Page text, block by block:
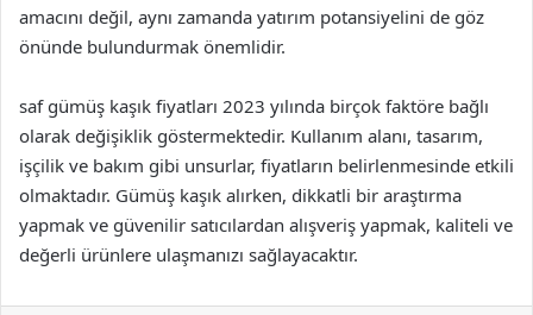
amacını değil, aynı zamanda yatırım potansiyelini de göz
önünde bulundurmak önemlidir.
saf gümüş kaşık fiyatları 2023 yılında birçok faktöre bağlı
olarak değişiklik göstermektedir. Kullanım alanı, tasarım,
işçilik ve bakım gibi unsurlar, fiyatların belirlenmesinde etkili
olmaktadır. Gümüş kaşık alırken, dikkatli bir araştırma
yapmak ve güvenilir satıcılardan alışveriş yapmak, kaliteli ve
değerli ürünlere ulaşmanızı sağlayacaktır.